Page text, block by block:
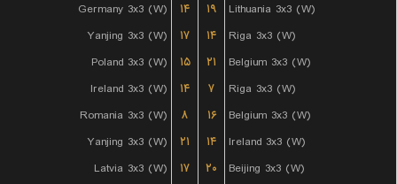
Germany 3x3 (W)
۱۴ ۱۹
Lithuania 3x3 (W)
Yanjing 3x3 (W)
۱۷ ۱۴
Riga 3x3 (W)
Poland 3x3 (W)
۱۵ ۲۱
Belgium 3x3 (W)
Ireland 3x3 (W)
۱۴ ۷
Riga 3x3 (W)
Romania 3x3 (W)
۸ ۱۶
Belgium 3x3 (W)
Yanjing 3x3 (W)
۲۱ ۱۴
Ireland 3x3 (W)
Latvia 3x3 (W)
۱۷ ۲۰
Beijing 3x3 (W)